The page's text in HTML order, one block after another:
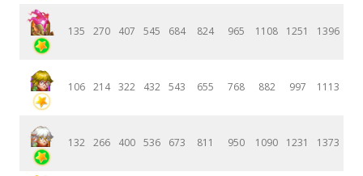
135 270 407 545 684 824 965 1108 1251 1396
106 214 322 432 543 655 768 882 997 1113
132 266 400 536 673 811 950 1090 1231 1373